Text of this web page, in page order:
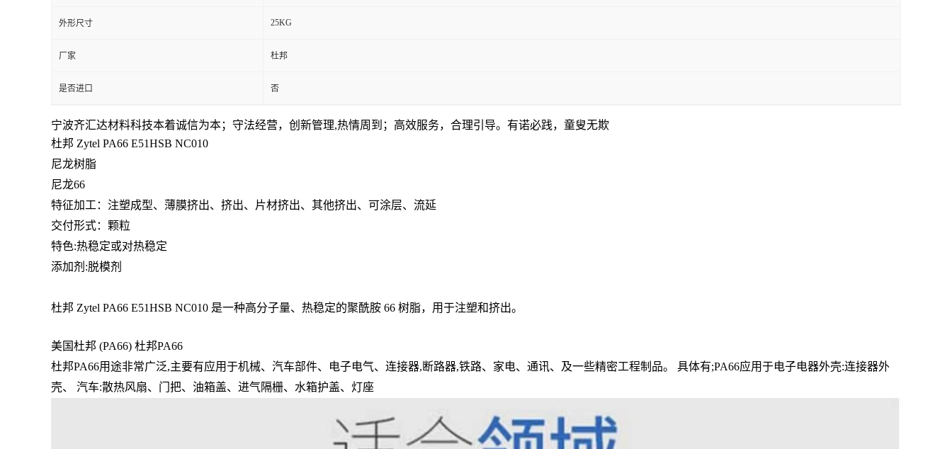
外形尺寸 25KG
厂家 杜邦
是否进口 否
宁波齐汇达材料科技本着诚信为本；守法经营，创新管理,热情周到；高效服务，合理引导。有诺必践，童叟无欺
杜邦 Zytel PA66 E51HSB NC010
尼龙树脂
尼龙66
特征加工： 注塑成型、薄膜挤出、挤出、片材挤出、其他挤出、可涂层、流延
交付形式：颗粒
特色:热稳定或对热稳定
添加剂:脱模剂
杜邦 Zytel PA66 E51HSB NC010 是一种高分子量、热稳定的聚酰胺 66 树脂，用于注塑和挤出。
美国杜邦 (PA66) 杜邦PA66
杜邦PA66用途非常广泛,主要有应用于机械、汽车部件、电子电气、连接器,断路器,铁路、家电、通讯、及一些精密工程制品。 具体有;PA66应用于电子电器外壳:连接器外
壳、 汽车:散热风扇、门把、油箱盖、进气隔栅、水箱护盖、灯座